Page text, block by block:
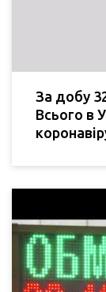
За добу
Всього в